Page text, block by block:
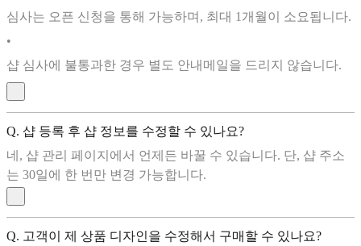
심사는 오픈 신청을 통해 가능하며, 최대 1개월이 소요됩니다.
•
샵 심사에 불통과한 경우 별도 안내메일을 드리지 않습니다.
Q. 샵 등록 후 샵 정보를 수정할 수 있나요?
네, 샵 관리 페이지에서 언제든 바꿀 수 있습니다. 단, 샵 주소
는 30일에 한 번만 변경 가능합니다.
Q. 고객이 제 상품 디자인을 수정해서 구매할 수 있나요?